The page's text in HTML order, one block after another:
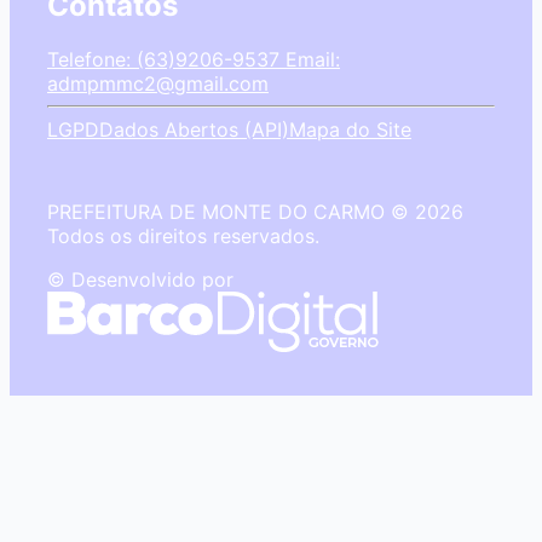
Telefone: (63)9206-9537 Email:
admpmmc2@gmail.com
LGPDDados Abertos (API)Mapa do Site
PREFEITURA DE MONTE DO CARMO © 2026
Todos os direitos reservados.
© Desenvolvido por